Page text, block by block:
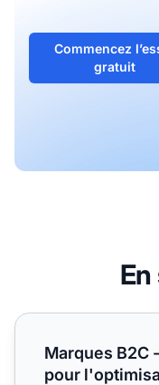
Commencez
gratuit
Marques B2C -
Marques B2C
pour